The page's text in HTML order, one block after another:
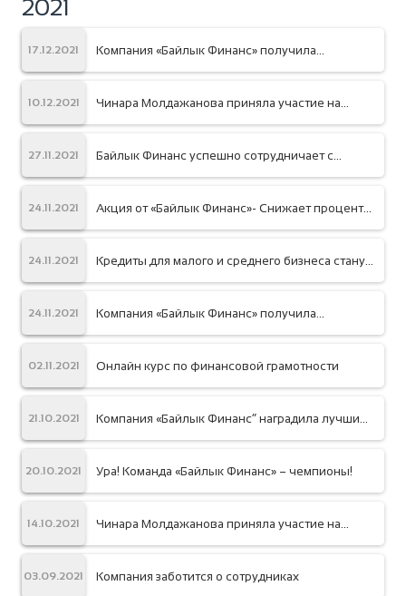
2021
17.12.2021
Компания «Байлык Финанс» получила
исламского финансирования
10.12.2021
Чинара Молдажанова приняла участие на
27.11.2021
Байлык Финанс успешно сотрудничает с
24.11.2021
Акция от «Байлык Финанс»- Снижает проценты
24.11.2021
Кредиты для малого и среднего бизнеса станут
24.11.2021
Компания «Байлык Финанс» получила
предложения и развития зеленых кредитов
02.11.2021 Онлайн курс по финансовой грамотности
21.10.2021
Компания «Байлык Финанс“ наградила лучших
20.10.2021 Ура! Команда «Байлык Финанс» – чемпионы!
14.10.2021
Чинара Молдажанова приняла участие на
03.09.2021 Компания заботится о сотрудниках